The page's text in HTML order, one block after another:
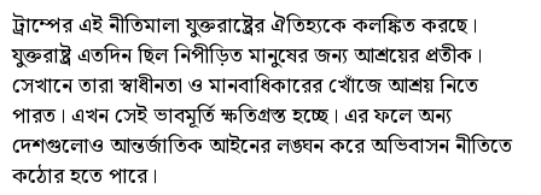
ট্রাম্পের এই নীতিমালা যুক্তরাষ্ট্রের ঐতিহ্যকে কলঙ্কিত করছে।
যুক্তরাষ্ট্র এতদিন ছিল নিপীড়িত মানুষের জন্য আশ্রয়ের প্রতীক।
সেখানে তারা স্বাধীনতা ও মানবাধিকারের খোঁজে আশ্রয় নিতে
পারত। এখন সেই ভাবমূর্তি ক্ষতিগ্রস্ত হচ্ছে। এর ফলে অন্য
দেশগুলোও আন্তর্জাতিক আইনের লঙ্ঘন করে অভিবাসন নীতিতে
কঠোর হতে পারে।